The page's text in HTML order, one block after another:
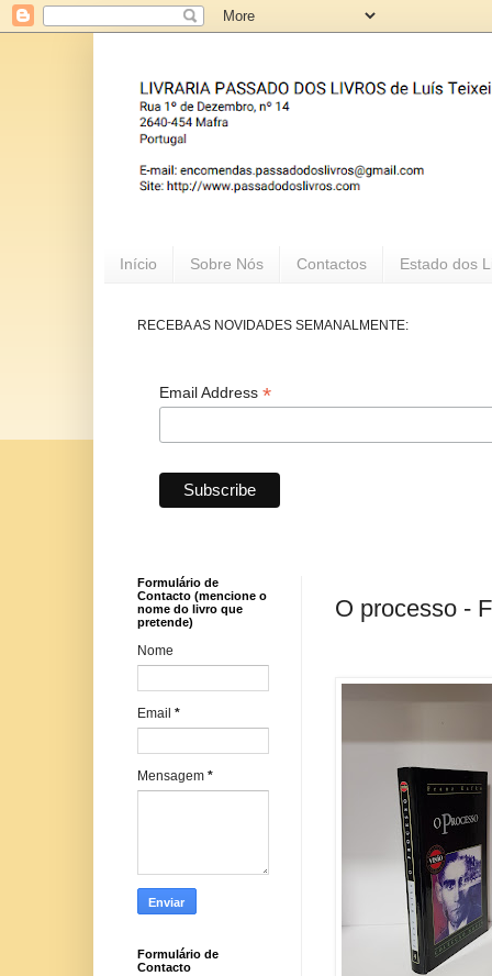
Início Sobre Nós Contactos Estado dos
RECEBA AS NOVIDADES SEMANALMENTE:
Email Address *
O processo -
Formulário de
Contacto (mencione o
nome do livro que
pretende)
Nome
Email *
Mensagem *
Formulário de
Contacto